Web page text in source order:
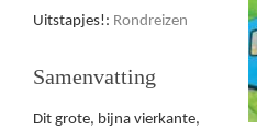
Uitstapjes!: Rondreizen
Samenvatting
Dit grote, bijna vierkante,